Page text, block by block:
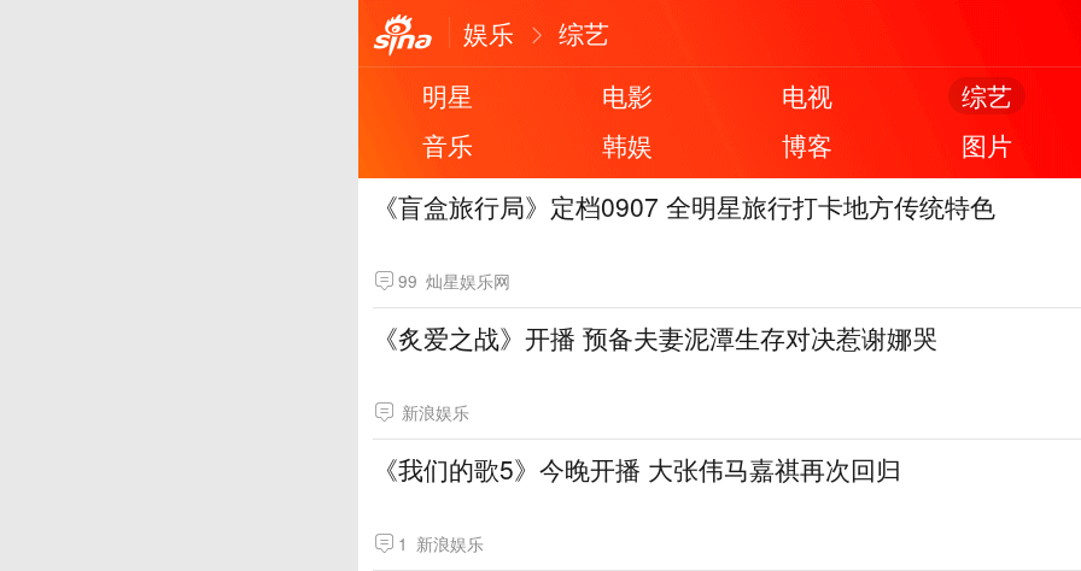
娱乐
综艺
明星
电影 电视
综艺
音乐
韩娱 博客
图片
《盲盒旅行局》定档0907 全明星旅行打卡地方传统特色
99 灿星娱乐网
《炙爱之战》开播 预备夫妻泥潭生存对决惹谢娜哭
新浪娱乐
《我们的歌5》今晚开播 大张伟马嘉祺再次回归
1 新浪娱乐